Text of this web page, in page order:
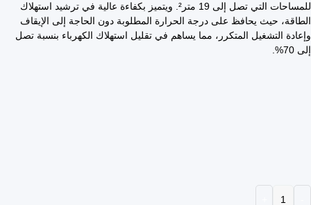
للمساحات التي تصل إلى 19 متر². ويتميز بكفاءة عالية في ترشيد استهلاك
الطاقة، حيث يحافظ على درجة الحرارة المطلوبة دون الحاجة إلى الإيقاف
وإعادة التشغيل المتكرر، مما يساهم في تقليل استهلاك الكهرباء بنسبة تصل
إلى 70%.